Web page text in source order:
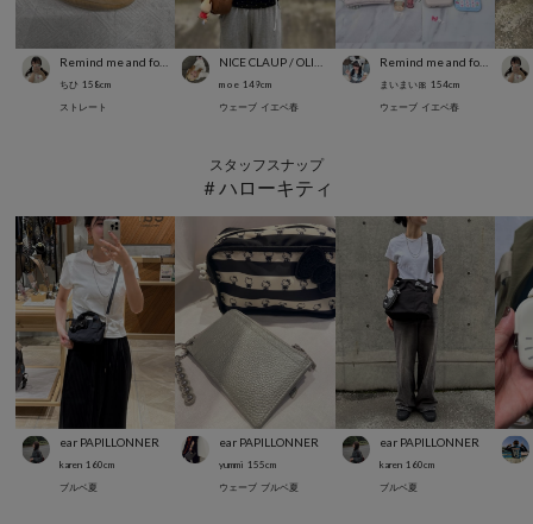
ちひ 158cm
ストレート
m o e 149cm
ウェーブ イエベ春
Remind me and forever
まいまい🎀 154cm
ウェーブ イエベ春
スタッフスナップ
＃ハローキティ
ear PAPILLONNER
karen 160cm
ブルベ夏
ear PAPILLONNER
yummi 155cm
ウェーブ ブルベ夏
ear PAPILLONNER
karen 160cm
ブルベ夏